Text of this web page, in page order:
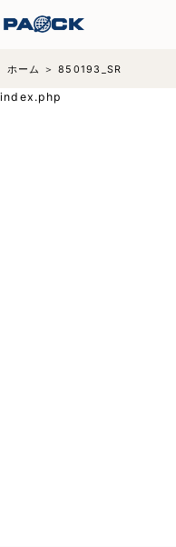
ホーム 850193_SR
index.php